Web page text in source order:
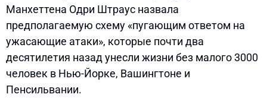
Манхеттена Одри Штраус назвала
предполагаемую схему «пугающим ответом на
ужасающие атаки», которые почти два
десятилетия назад унесли жизни без малого 3000
человек в Нью-Йорке, Вашингтоне и
Пенсильвании.